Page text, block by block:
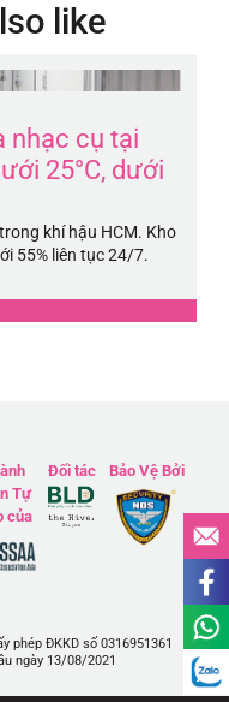
like
nhạc cụ tại
25°C, dưới
khí hậu HCM. Kho
55% liên tục 24/7.
Tự
của
Đối tác Bảo Vệ Bởi
phép ĐKKD số 0316951361
ngày 13/08/2021